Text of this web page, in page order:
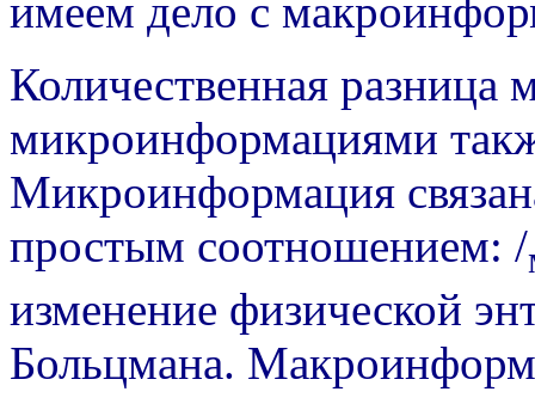
имеем дело с
Количественная разница
микроинформациями
Микроинформация
простым соотношением: /
изменение физической
Больцмана.